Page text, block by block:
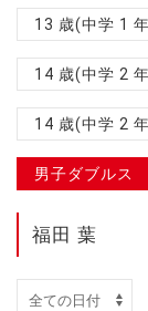
13 歳(中学 1
14 歳(中学 2
14 歳(中学 2
男子ダブルス
福田 葉